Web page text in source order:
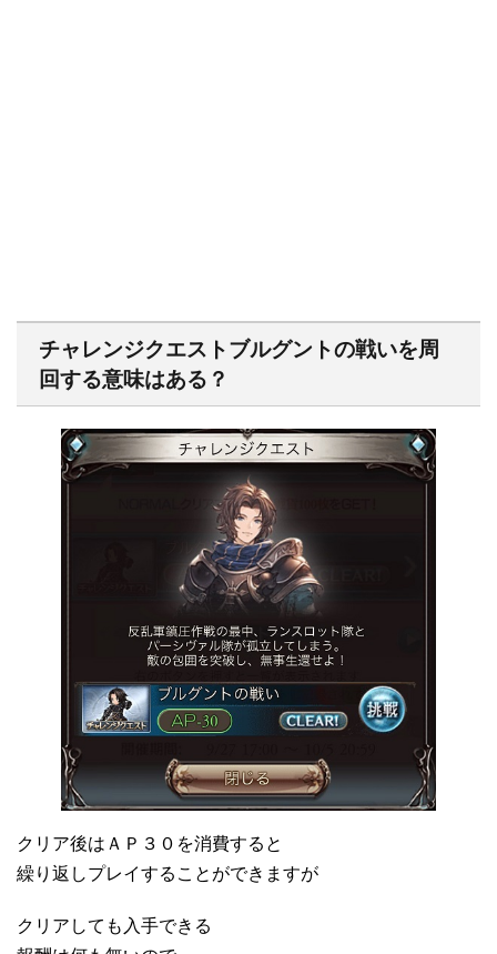
チャレンジクエストブルグントの戦いを周
回する意味はある？
クリア後はＡＰ３０を消費すると
繰り返しプレイすることができますが
クリアしても入手できる